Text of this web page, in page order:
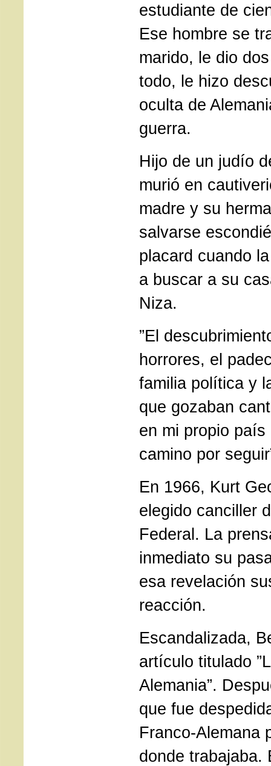
estudiante de
Ese hombre se
marido, le dio
todo, le hizo
oculta de
guerra.
Hijo de un judío
murió en
madre y su
salvarse
placard cuando
a buscar a su
Niza.
”El
horrores, el
familia política y
que gozaban
en mi propio
camino por
En 1966, Kurt
elegido canciller
Federal. La
inmediato su
esa revelación
reacción.
Escandalizada,
artículo titulado
Alemania”.
que fue
Franco-Alemana
donde trabajaba.